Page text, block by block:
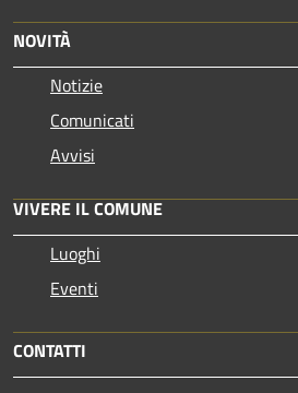
NOVITÀ
Notizie
Comunicati
Avvisi
VIVERE IL COMUNE
Luoghi
Eventi
CONTATTI